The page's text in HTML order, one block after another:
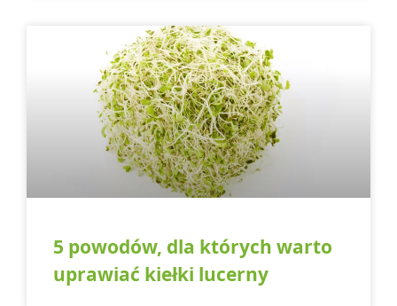
5 powodów, dla których warto
uprawiać kiełki lucerny